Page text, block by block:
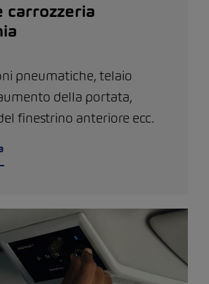
carrozzeria
pneumatiche, telaio
della portata,
finestrino anteriore ecc.